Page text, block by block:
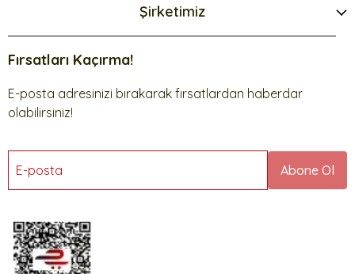
Şirketimiz
Fırsatları Kaçırma!
E-posta adresinizi bırakarak fırsatlardan haberdar
olabilirsiniz!
E-posta Abone Ol